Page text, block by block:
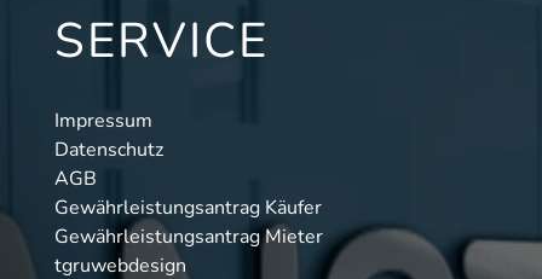
SERVICE
Impressum
Datenschutz
AGB
Gewährleistungsantrag Käufer
Gewährleistungsantrag Mieter
tgruwebdesign